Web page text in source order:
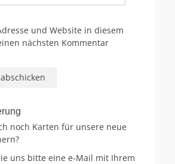
und Website in diesem
nächsten Kommentar
noch Karten für unsere neue
uns bitte eine e-Mail mit Ihrem